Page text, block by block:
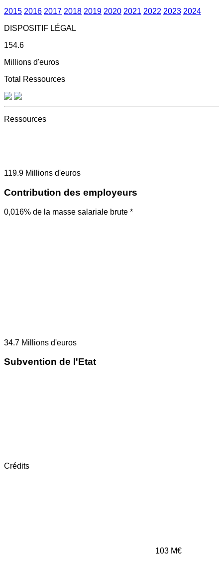
2015 2016 2017 2018 2019 2020 2021 2022 2023 2024
DISPOSITIF LÉGAL
154.6
Millions d'euros
Total Ressources
Ressources
119.9 Millions d'euros
Contribution des employeurs
0,016% de la masse salariale brute *
34.7 Millions d'euros
Subvention de l'Etat
Crédits
103 M€